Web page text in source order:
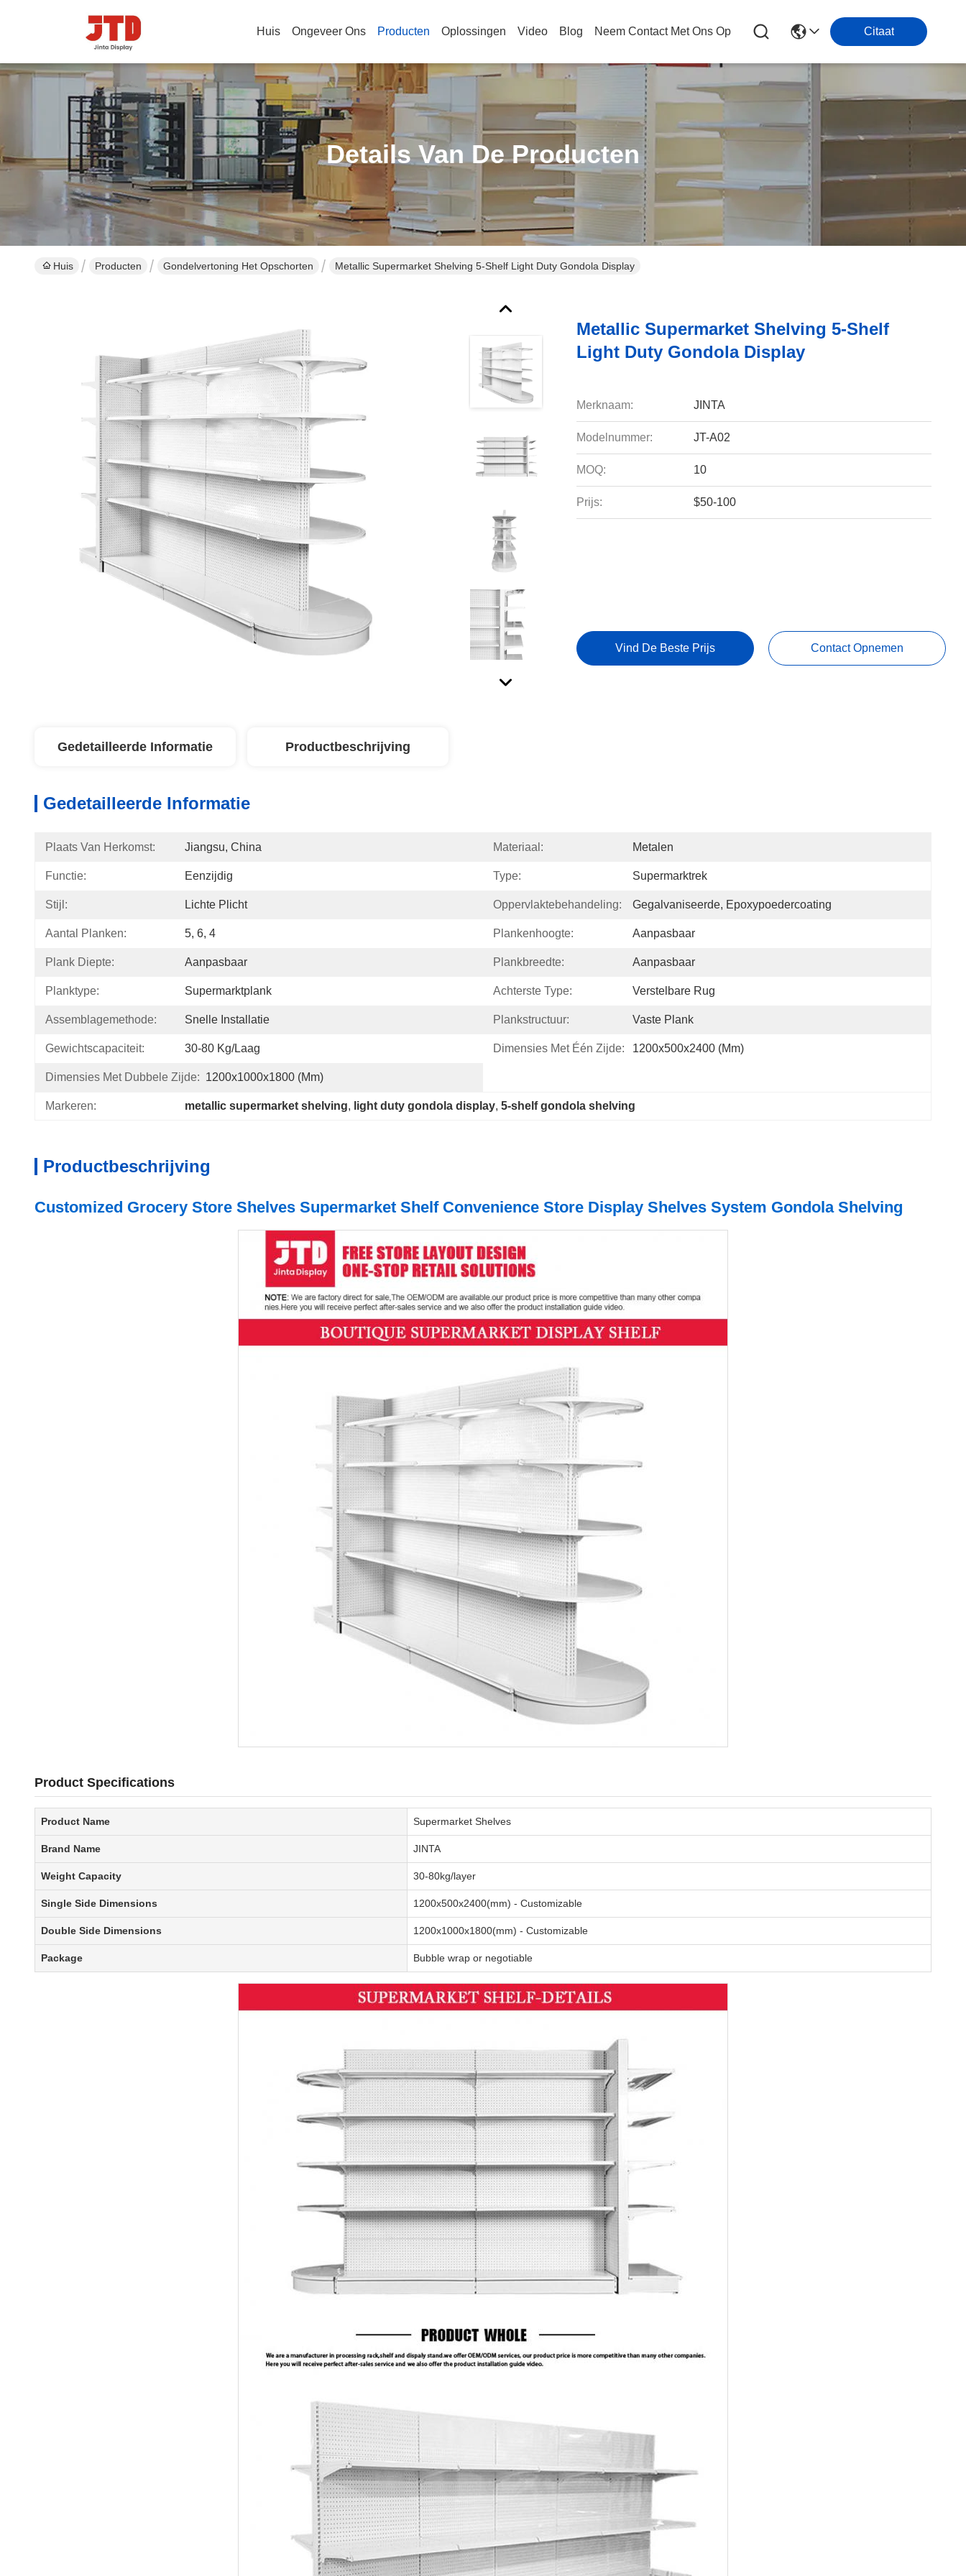
Huis Ongeveer Ons Producten Oplossingen Video Blog Neem Contact Met Ons Op Citaat
Details Van De Producten
Huis Producten Gondelvertoning Het Opschorten Metallic Supermarket Shelving 5-Shelf Light Duty Gondola Display
Metallic Supermarket Shelving 5-Shelf
Light Duty Gondola Display
Merknaam: JINTA
Modelnummer: JT-A02
MOQ: 10
Prijs: $50-100
Vind De Beste Prijs Contact Opnemen
Gedetailleerde Informatie Productbeschrijving
Gedetailleerde Informatie
Plaats Van Herkomst: Jiangsu, China Materiaal: Metalen
Functie: Eenzijdig Type: Supermarktrek
Stijl: Lichte Plicht Oppervlaktebehandeling: Gegalvaniseerde, Epoxypoedercoating
Aantal Planken: 5, 6, 4 Plankenhoogte: Aanpasbaar
Plank Diepte: Aanpasbaar Plankbreedte: Aanpasbaar
Planktype: Supermarktplank Achterste Type: Verstelbare Rug
Assemblagemethode: Snelle Installatie Plankstructuur: Vaste Plank
Gewichtscapaciteit: 30-80 Kg/laag Dimensies Met Één Zijde: 1200x500x2400 (mm)
Dimensies Met Dubbele Zijde: 1200x1000x1800 (mm)
Markeren: metallic supermarket shelving, light duty gondola display, 5-shelf gondola shelving
Productbeschrijving
Customized Grocery Store Shelves Supermarket Shelf Convenience Store Display Shelves System Gondola Shelving
Product Specifications
Product Name Supermarket Shelves
Brand Name JINTA
Weight Capacity 30-80kg/layer
Single Side Dimensions 1200x500x2400(mm) - Customizable
Double Side Dimensions 1200x1000x1800(mm) - Customizable
Package Bubble wrap or negotiable